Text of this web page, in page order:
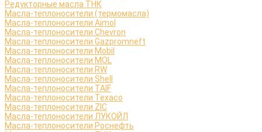
Редукторные масла ТНК
Масла-теплоносители (термомасла)
Масла-теплоносители Aimol
Масла-теплоносители Chevron
Масла-теплоносители Gazpromneft
Масла-теплоносители Mobil
Масла-теплоносители MOL
Масла-теплоносители RW
Масла-теплоносители Shell
Масла-теплоносители TAIF
Масла-теплоносители Texaco
Масла-теплоносители ZIC
Масла-теплоносители ЛУКОЙЛ
Масла-теплоносители Роснефть